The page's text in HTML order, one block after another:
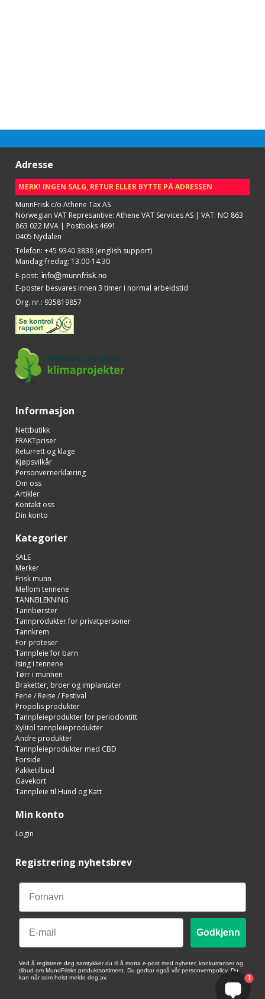
Adresse
MERK! INGEN SALG, RETUR ELLER BYTTE PÅ ADRESSEN
MunnFrisk c/o Athene Tax AS
Norwegian VAT Represantive: Athene VAT Services AS | VAT: NO 863
863 022 MVA | Postboks 4691
0405 Nydalen
Telefon: +45 9340 3838 (english support)
Mandag-fredag: 13.00-14.30
E-post:
E-poster besvares innen 3 timer i normal arbeidstid
Org. nr.: 935819857
Informasjon
Nettbutikk
FRAKTpriser
Returrett og klage
Kjøpsvilkår
Personvernerklæring
Om oss
Artikler
Kontakt oss
Din konto
Kategorier
SALE
Merker
Frisk munn
Mellom tennene
TANNBLEKNING
Tannbørster
Tannprodukter for privatpersoner
Tannkrem
For proteser
Tannpleie for barn
Ising i tennene
Tørr i munnen
Braketter, broer og implantater
Ferie / Reise / Festival
Propolis produkter
Tannpleieprodukter for periodontitt
Xylitol tannpleieprodukter
Andre produkter
Tannpleieprodukter med CBD
Forside
Pakketilbud
Gavekort
Tannpleie til Hund og Katt
Min konto
Login
Registrering nyhetsbrev
Email
Godkjenn
Ved å registrere deg samtykker du til å motta e-post med nyheter, konkurranser og
tilbud om MundFrisks produktsortiment. Du godtar også vår personvernpolicy. Du
kan når som helst melde deg av.
1